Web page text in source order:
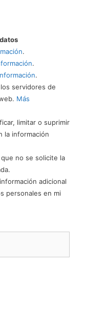
.
.
.
servidores de
Más
limitar o suprimir
la información
que no se solicite la
adicional
personales en mi